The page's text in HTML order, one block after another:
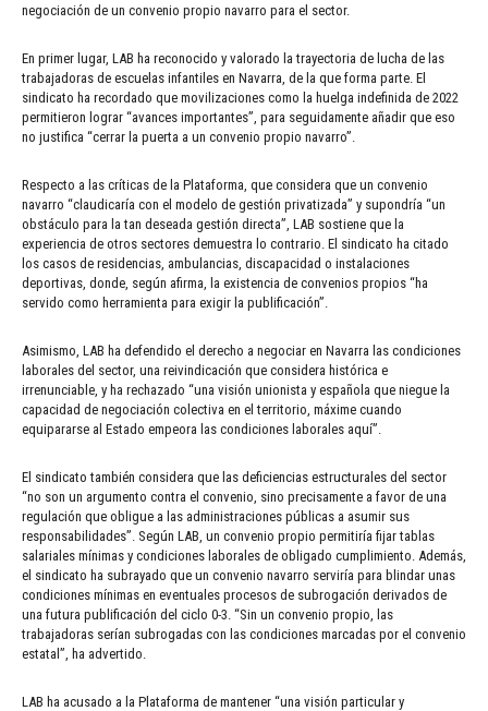
negociación de un convenio propio navarro para el sector.
En primer lugar, LAB ha reconocido y valorado la trayectoria de lucha de las
trabajadoras de escuelas infantiles en Navarra, de la que forma parte. El
sindicato ha recordado que movilizaciones como la huelga indefinida de 2022
permitieron lograr “avances importantes”, para seguidamente añadir que eso
no justifica “cerrar la puerta a un convenio propio navarro”.
Respecto a las críticas de la Plataforma, que considera que un convenio
navarro “claudicaría con el modelo de gestión privatizada” y supondría “un
obstáculo para la tan deseada gestión directa”, LAB sostiene que la
experiencia de otros sectores demuestra lo contrario. El sindicato ha citado
los casos de residencias, ambulancias, discapacidad o instalaciones
deportivas, donde, según afirma, la existencia de convenios propios “ha
servido como herramienta para exigir la publificación”.
Asimismo, LAB ha defendido el derecho a negociar en Navarra las condiciones
laborales del sector, una reivindicación que considera histórica e
irrenunciable, y ha rechazado “una visión unionista y española que niegue la
capacidad de negociación colectiva en el territorio, máxime cuando
equipararse al Estado empeora las condiciones laborales aquí”.
El sindicato también considera que las deficiencias estructurales del sector
“no son un argumento contra el convenio, sino precisamente a favor de una
regulación que obligue a las administraciones públicas a asumir sus
responsabilidades”. Según LAB, un convenio propio permitiría fijar tablas
salariales mínimas y condiciones laborales de obligado cumplimiento. Además,
el sindicato ha subrayado que un convenio navarro serviría para blindar unas
condiciones mínimas en eventuales procesos de subrogación derivados de
una futura publificación del ciclo 0-3. “Sin un convenio propio, las
trabajadoras serían subrogadas con las condiciones marcadas por el convenio
estatal”, ha advertido.
LAB ha acusado a la Plataforma de mantener “una visión particular y